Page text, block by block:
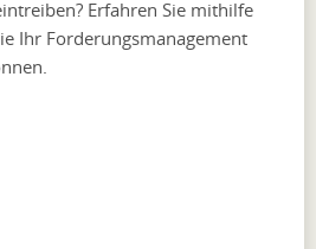
Erfahren Sie mithilfe
Ihr Forderungsmanagement